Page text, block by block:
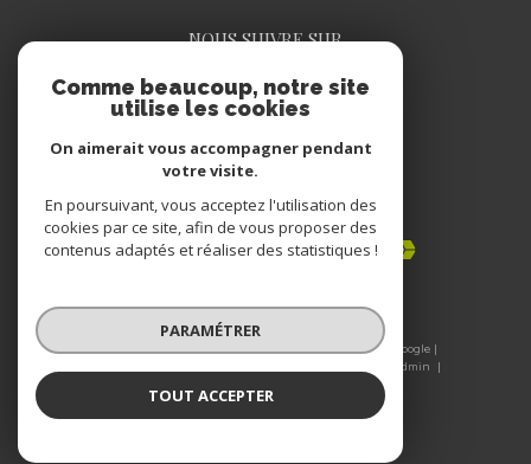
NOUS SUIVRE SUR
ADHÉRENTS
© 2026 | Tous droits réservés | Traduction powered by Google |
Admin
Comme beaucoup, notre site
utilise les cookies
On aimerait vous accompagner pendant
votre visite.
En poursuivant, vous acceptez l'utilisation des
cookies par ce site, afin de vous proposer des
contenus adaptés et réaliser des statistiques !
PARAMÉTRER
TOUT ACCEPTER